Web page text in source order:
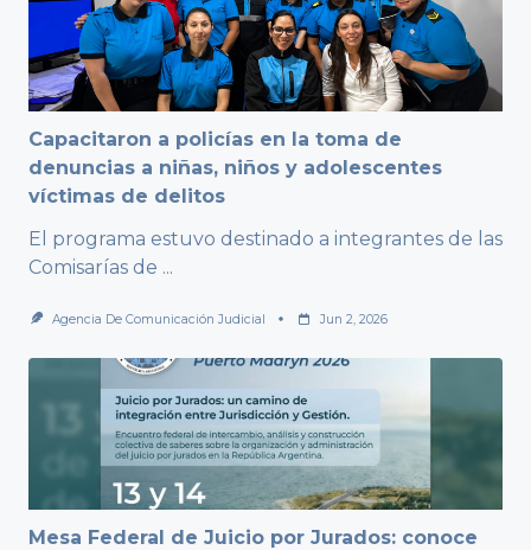
Capacitaron a policías en la toma de
denuncias a niñas, niños y adolescentes
víctimas de delitos
El programa estuvo destinado a integrantes de las
Comisarías de ...
Agencia De Comunicación Judicial Jun 2, 2026
Mesa Federal de Juicio por Jurados: conoce